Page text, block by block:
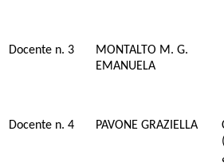
Docente n. 3
MONTALTO M. G.
EMANUELA
Docente n. 4 PAVONE GRAZIELLA